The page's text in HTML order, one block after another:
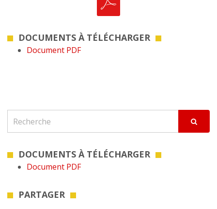
DOCUMENTS À TÉLÉCHARGER
Document PDF
DOCUMENTS À TÉLÉCHARGER
Document PDF
PARTAGER